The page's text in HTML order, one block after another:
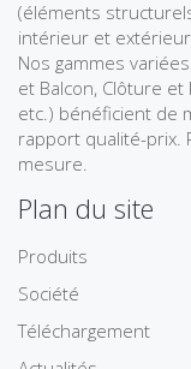
(éléments
intérieur et
Nos gammes
et Balcon, Clôture et
etc.) bénéficient de
rapport qualité-prix.
mesure.
Plan du site
Produits
Société
Téléchargement